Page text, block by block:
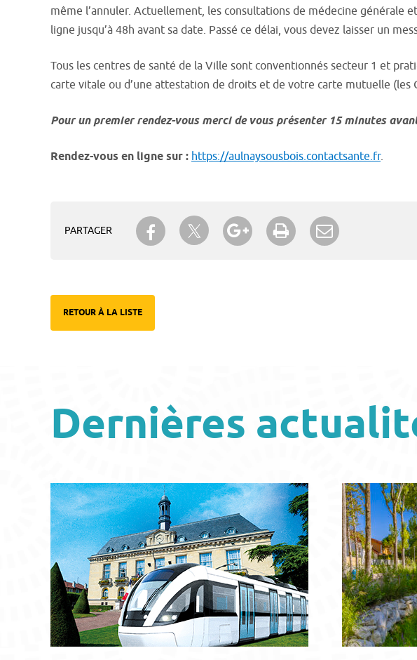
même l’annuler. Actuellement, les consultations de médecine générale
ligne jusqu’à 48h avant sa date. Passé ce délai, vous devez laisser un
Tous les centres de santé de la Ville sont conventionnés secteur 1 et
carte vitale ou d’une attestation de droits et de votre carte mutuelle (les
Pour un premier rendez-vous merci de vous présenter 15 minutes
Rendez-vous en ligne sur : https://aulnaysousbois.contactsante.fr.
PARTAGER
Partager sur Facebook
Partager sur TwitterPartager sur Google+
Imprimer
RETOUR À LA LISTE
Dernières